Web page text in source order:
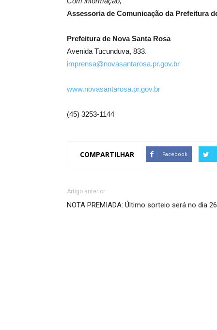
Assessoria de Comunicação da Prefeitura
Prefeitura de Nova Santa Rosa
Avenida Tucunduva, 833.
imprensa@novasantarosa.pr.gov.br
www.novasantarosa.pr.gov.br
(45) 3253-1144
COMPARTILHAR Facebook
Artigo anterior
NOTA PREMIADA: Último sorteio será no dia 26